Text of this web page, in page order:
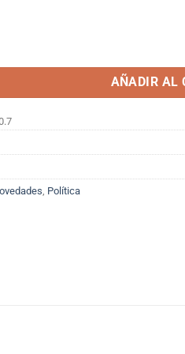
PRESIDENTES cantidad
AÑADIR AL
, Política